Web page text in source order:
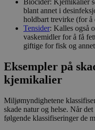
Biocider: Kjemikalier
blant annet i
holdbart trevirke (for å
Tensider: Kalles også
vaskemidler for å få
giftige for fisk og
Eksempler på
kjemikalier
Miljømyndighetene
skade natur og helse. Når
følgende klassifiseringer de